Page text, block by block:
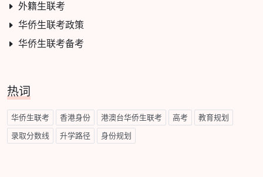
外籍生联考
华侨生联考政策
华侨生联考备考
热词
华侨生联考 香港身份 港澳台华侨生联考 高考 教育规划
录取分数线 升学路径 身份规划